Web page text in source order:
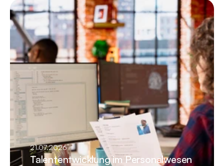
21.07.2026
Talententwicklung im Personalwesen